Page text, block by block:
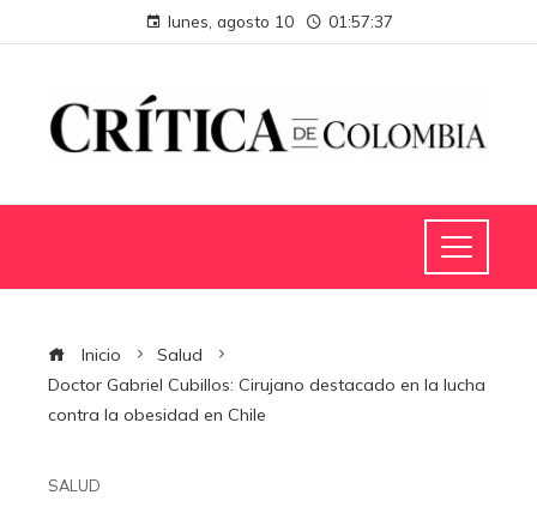
lunes, agosto 10 01:57:37
Inicio
Salud
Doctor Gabriel Cubillos: Cirujano destacado en la lucha
contra la obesidad en Chile
SALUD